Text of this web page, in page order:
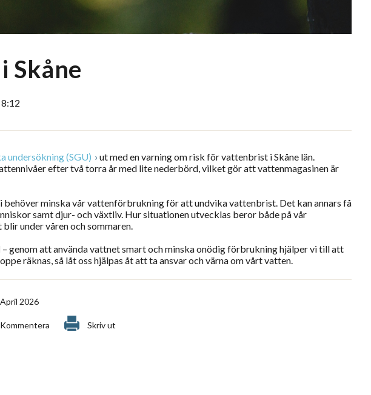
Skåne
undersökning (SGU)
ut med en varning om risk för vattenbrist i Skåne län.
efter två torra år med lite nederbörd, vilket gör att vattenmagasinen är
behöver minska vår vattenförbrukning för att undvika vattenbrist. Det kan annars få
samt djur- och växtliv. Hur situationen utvecklas beror både på vår
under våren och sommaren.
genom att använda vattnet smart och minska onödig förbrukning hjälper vi till att
räknas, så låt oss hjälpas åt att ta ansvar och värna om vårt vatten.
2026
Kommentera Skriv ut